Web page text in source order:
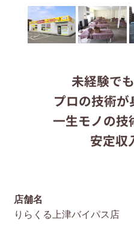
りらく
未経験で
プロの技術が
一生モノの技
安定収
店舗名
りらくる上津バイパス店